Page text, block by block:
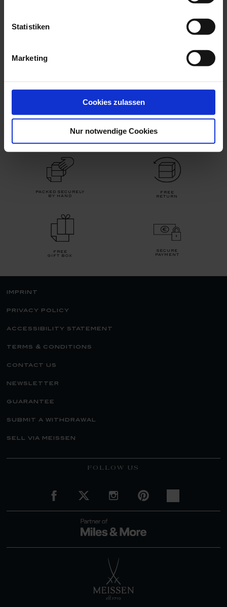
Statistiken
Marketing
Cookies zulassen
Nur notwendige Cookies
Available Available
$4,370.00
packed securely
by hand
free
return
free
gift box
secure
payment
imprint
privacy policy
accessibility statement
terms & conditions
contact us
newsletter
guarantee
submit a withdrawal
sell via meissen
FOLLOW US